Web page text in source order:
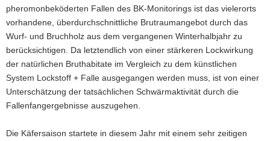
pheromonbeköderten Fallen des BK-Monitorings ist das vielerorts
vorhandene, überdurchschnittliche Brutraumangebot durch das
Wurf- und Bruchholz aus dem vergangenen Winterhalbjahr zu
berücksichtigen. Da letztendlich von einer stärkeren Lockwirkung
der natürlichen Bruthabitate im Vergleich zu dem künstlichen
System Lock­stoff + Falle ausgegangen werden muss, ist von einer
Unterschätzung der tatsächlichen Schwärm­aktivität durch die
Fallenfangergebnisse auszugehen.
Die Käfersaison startete in diesem Jahr mit einem sehr zeitigen